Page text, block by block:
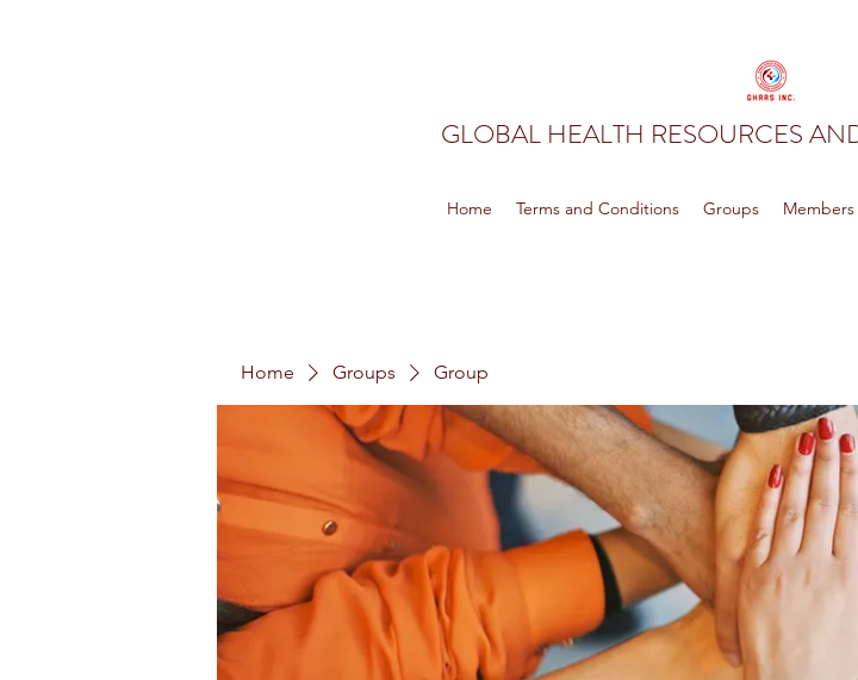
GLOBAL HEALTH RESOURCES
Home Terms and Conditions Groups Members
Home Groups Group